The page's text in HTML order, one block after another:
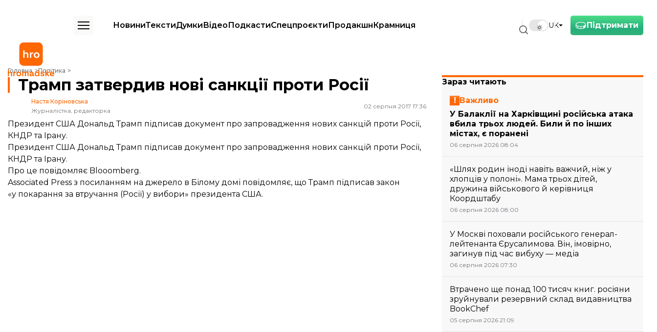
Підтримати
UK
НовиниТекстиДумкиВідеоПодкастиСпецпроєктиПродакшнКрамниця
Головна Політика
Трамп затвердив нові санкції проти Росії
Трамп затвердив нові санкції проти Росії
Настя Коріновська
Журналістка, редакторка
02 серпня 2017 17:36
Президент США Дональд Трамп підписав документ про запровадження нових санкцій проти Росії,
КНДР та Ірану.
Президент США Дональд Трамп підписав документ про запровадження нових санкцій проти Росії,
КНДР та Ірану.
Про це повідомляє Blooomberg.
Associated Press з посиланням на джерело в Білому домі повідомляє, що Трамп підписав закон
«у покарання за втручання (Росії) у вибори» президента США.
Зараз читають
Важливо
У Балаклії на Харківщині російська атака
вбила трьох людей. Били й по інших
містах, є поранені
06 серпня 2026 08:04
«Шлях родин іноді навіть важчий, ніж у
хлопців у полоні». Мама трьох дітей,
дружина військового й керівниця
Коордштабу
06 серпня 2026 08:00
У Москві поховали російського генерал-
лейтенанта Єрусалимова. Він, імовірно,
загинув під час вибуху — медіа
06 серпня 2026 07:30
Втрачено ще понад 100 тисяч книг. росіяни
зруйнували резервний склад видавництва
BookChef
05 серпня 2026 21:09